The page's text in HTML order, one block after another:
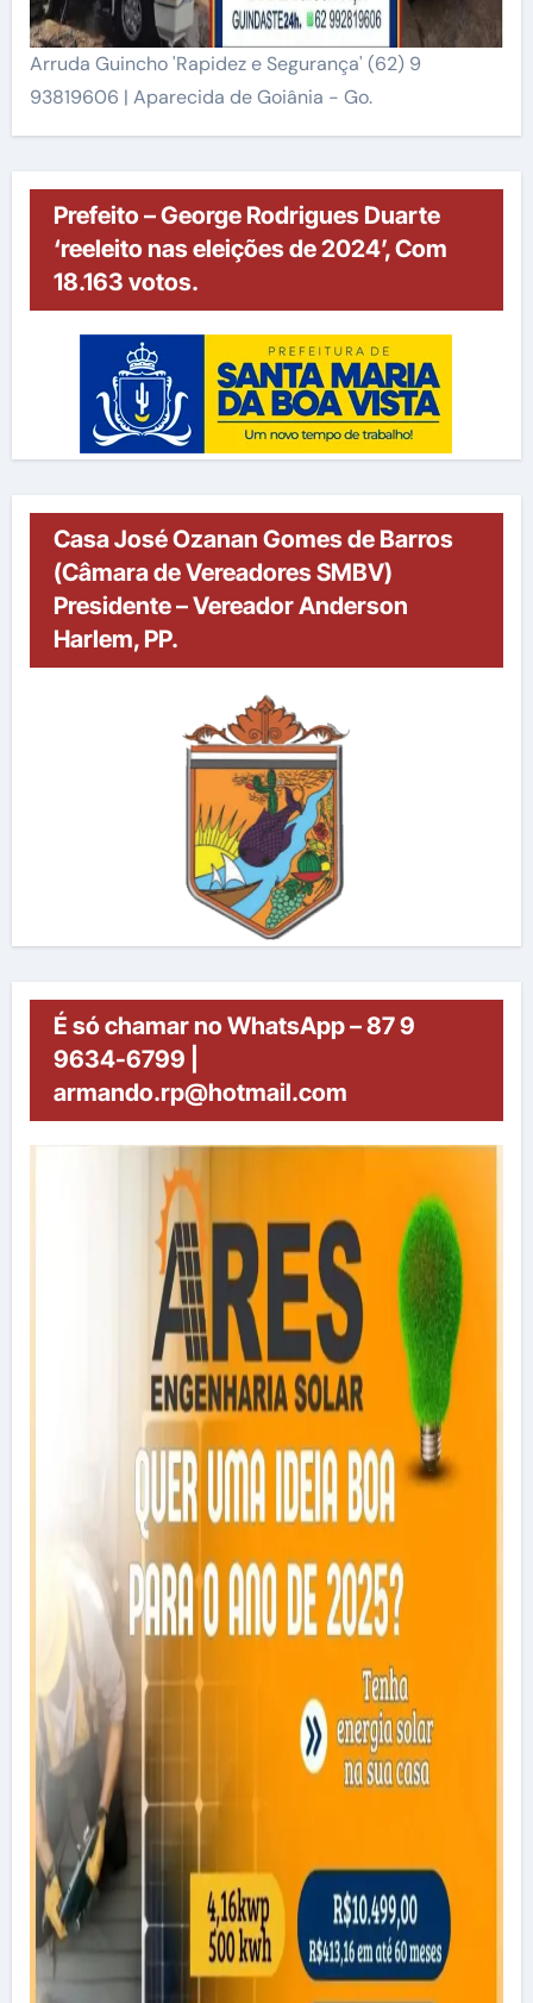
Arruda Guincho 'Rapidez e Segurança' (62) 9
93819606 | Aparecida de Goiânia - Go.
Prefeito – George Rodrigues Duarte
‘reeleito nas eleições de 2024’, Com
18.163 votos.
Casa José Ozanan Gomes de Barros
(Câmara de Vereadores SMBV)
Presidente – Vereador Anderson
Harlem, PP.
É só chamar no WhatsApp – 87 9
9634-6799 |
armando.rp@hotmail.com